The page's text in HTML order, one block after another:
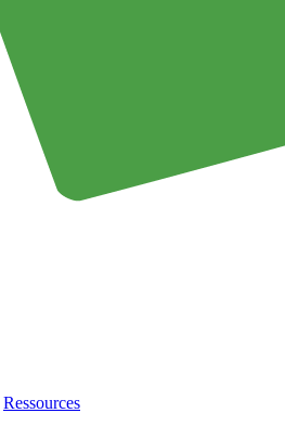
Ressources